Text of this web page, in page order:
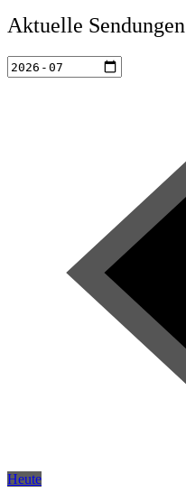
Aktuelle Sendungen
Heute